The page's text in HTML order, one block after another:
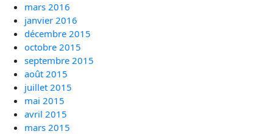
mars 2016
janvier 2016
décembre 2015
octobre 2015
septembre 2015
août 2015
juillet 2015
mai 2015
avril 2015
mars 2015